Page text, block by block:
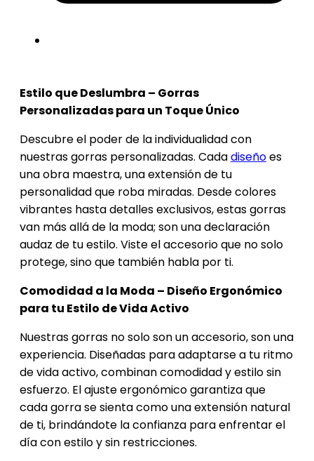
Estilo que Deslumbra – Gorras
Personalizadas para un Toque Único
Descubre el poder de la individualidad con
nuestras gorras personalizadas. Cadadiseñoes
una obra maestra, una extensión de tu
personalidad que roba miradas. Desde colores
vibrantes hasta detalles exclusivos, estas gorras
van más allá de la moda; son una declaración
audaz de tu estilo. Viste el accesorio que no solo
protege, sino que también habla por ti.
Comodidad a la Moda – Diseño Ergonómico
para tu Estilo de Vida Activo
Nuestras gorras no solo son un accesorio, son una
experiencia. Diseñadas para adaptarse a tu ritmo
de vida activo, combinan comodidad y estilo sin
esfuerzo. El ajuste ergonómico garantiza que
cada gorra se sienta como una extensión natural
de ti, brindándote la confianza para enfrentar el
día con estilo y sin restricciones.